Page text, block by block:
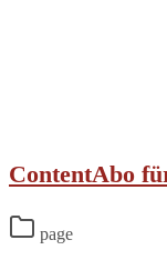
ContentAbo
page